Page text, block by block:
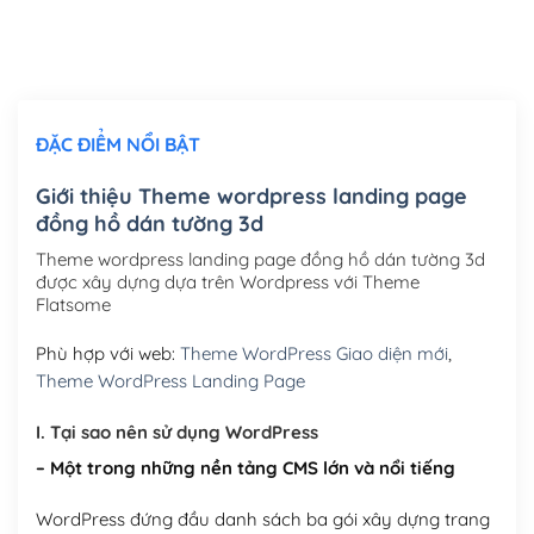
Mua thêm Host + Tên miền
Tên miền quốc tế .com .net .org (1 năm)
Tên miền Việt Nam .vn (1 năm)
Hosting 2GB SSD (1 năm)(+450,000₫)
Hosting 5GB SSD (1 năm)
ĐẶC ĐIỂM NỔI BẬT
Giới thiệu Theme wordpress landing page
đồng hồ dán tường 3d
Theme wordpress landing page đồng hồ dán tường 3d
được xây dựng dựa trên Wordpress với Theme
Flatsome
Phù hợp với web: Theme WordPress Giao diện mới,
Theme WordPress Landing Page
I. Tại sao nên sử dụng WordPress
– Một trong những nền tảng CMS lớn và nổi tiếng
WordPress đứng đầu danh sách ba gói xây dựng trang